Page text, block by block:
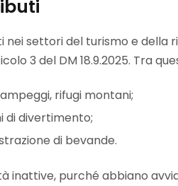
settori del turismo e della
3 del DM 18.9.2025. Tra
rifugi montani;
di divertimento;
di bevande.
inattive, purché abbiano